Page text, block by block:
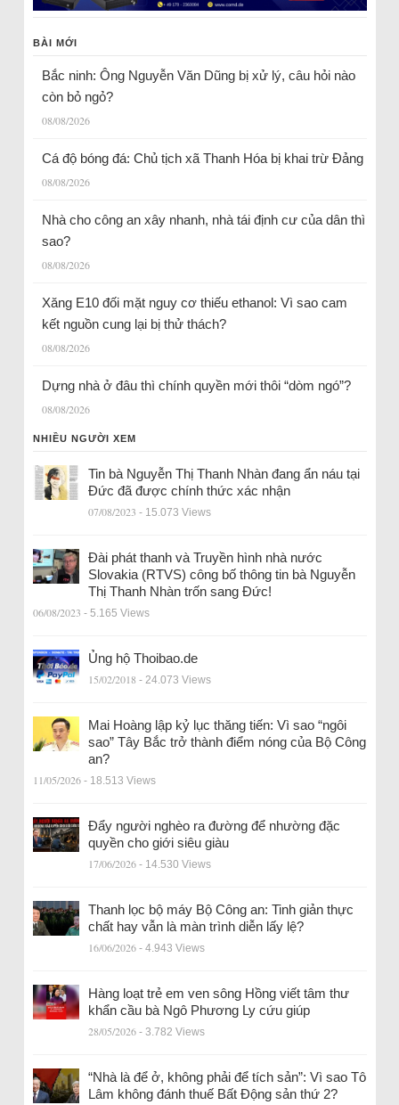
BÀI MỚI
Bắc ninh: Ông Nguyễn Văn Dũng bị xử lý, câu hỏi nào
còn bỏ ngỏ?
08/08/2026
Cá độ bóng đá: Chủ tịch xã Thanh Hóa bị khai trừ Đảng
08/08/2026
Nhà cho công an xây nhanh, nhà tái định cư của dân thì
sao?
08/08/2026
Xăng E10 đối mặt nguy cơ thiếu ethanol: Vì sao cam
kết nguồn cung lại bị thử thách?
08/08/2026
Dựng nhà ở đâu thì chính quyền mới thôi “dòm ngó”?
08/08/2026
NHIỀU NGƯỜI XEM
Tin bà Nguyễn Thị Thanh Nhàn đang ẩn náu tại
Đức đã được chính thức xác nhận
07/08/2023 - 15.073 Views
Đài phát thanh và Truyền hình nhà nước
Slovakia (RTVS) công bố thông tin bà Nguyễn
Thị Thanh Nhàn trốn sang Đức!
06/08/2023 - 5.165 Views
Ủng hộ Thoibao.de
15/02/2018 - 24.073 Views
Mai Hoàng lập kỷ lục thăng tiến: Vì sao “ngôi
sao” Tây Bắc trở thành điểm nóng của Bộ Công
an?
11/05/2026 - 18.513 Views
Đẩy người nghèo ra đường để nhường đặc
quyền cho giới siêu giàu
17/06/2026 - 14.530 Views
Thanh lọc bộ máy Bộ Công an: Tinh giản thực
chất hay vẫn là màn trình diễn lấy lệ?
16/06/2026 - 4.943 Views
Hàng loạt trẻ em ven sông Hồng viết tâm thư
khẩn cầu bà Ngô Phương Ly cứu giúp
28/05/2026 - 3.782 Views
“Nhà là để ở, không phải để tích sản”: Vì sao Tô
Lâm không đánh thuế Bất Động sản thứ 2?